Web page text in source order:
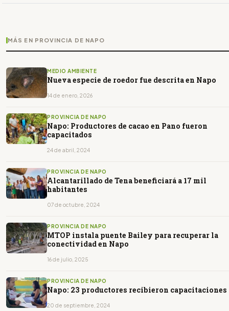
MÁS EN PROVINCIA DE NAPO
MEDIO AMBIENTE
Nueva especie de roedor fue descrita en Napo
14 de enero, 2026
PROVINCIA DE NAPO
Napo: Productores de cacao en Pano fueron
capacitados
24 de abril, 2024
PROVINCIA DE NAPO
Alcantarillado de Tena beneficiará a 17 mil
habitantes
07 de octubre, 2024
PROVINCIA DE NAPO
MTOP instala puente Bailey para recuperar la
conectividad en Napo
16 de julio, 2025
PROVINCIA DE NAPO
Napo: 23 productores recibieron capacitaciones
20 de septiembre, 2024